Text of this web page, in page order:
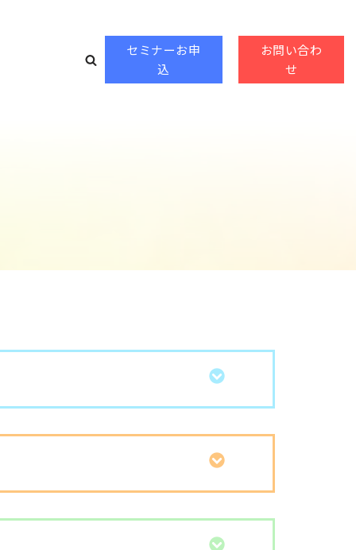
セミナーお申
込
お問い合わ
せ